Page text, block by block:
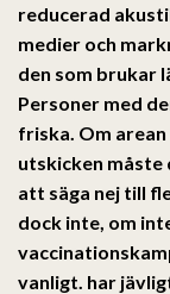
reducerad
medier och
den som brukar
Personer med
friska. Om
utskicken måste
att säga nej till
dock inte, om
vanligt. har